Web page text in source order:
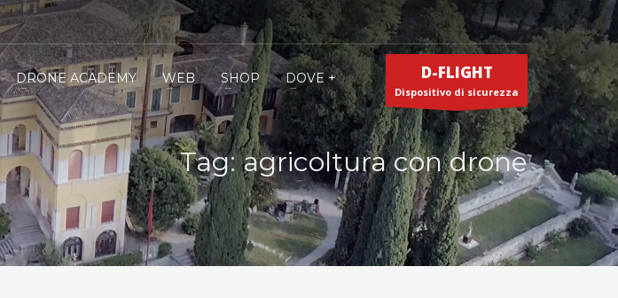
DRONE ACADEMY WEB SHOP DOVE + D-FLIGHT
Dispositivo di sicurezza
Tag: agricoltura con drone